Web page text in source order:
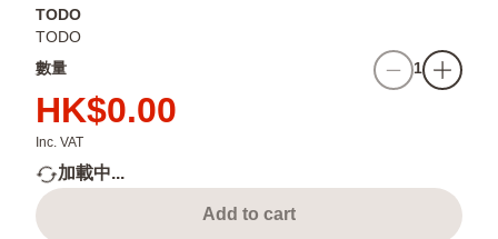
TODO
TODO
數量
1
HK$0.00
Inc. VAT
加載中...
Add to cart